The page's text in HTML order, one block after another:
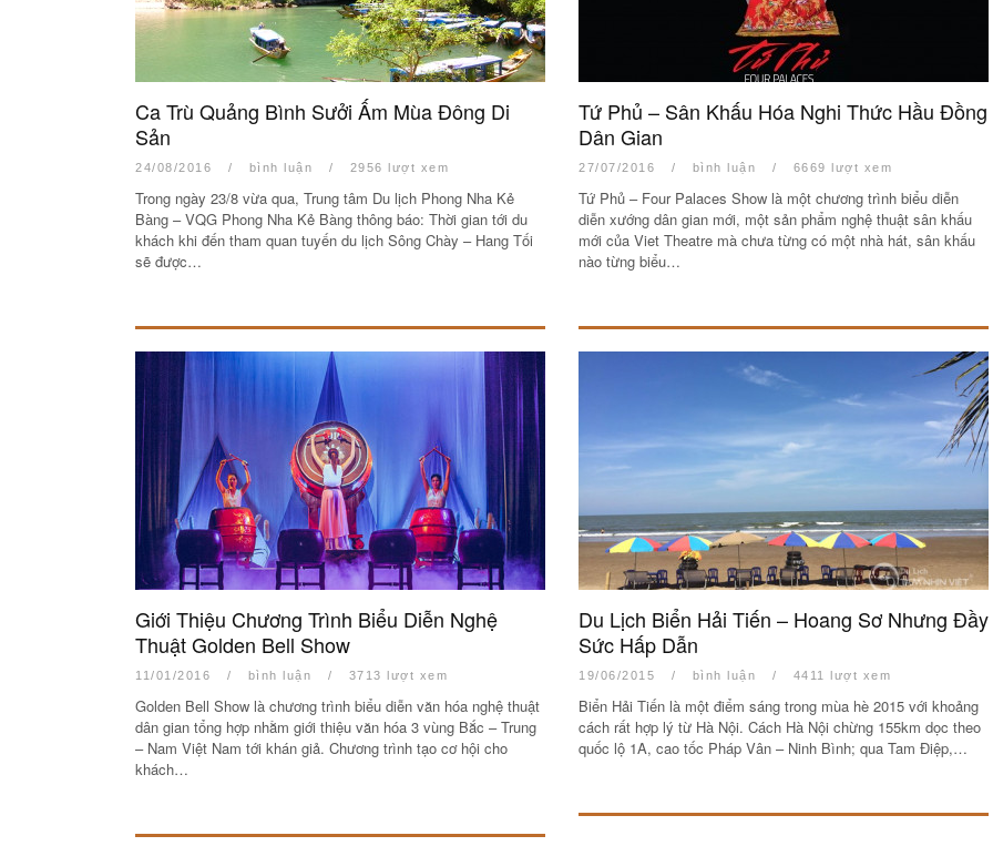
Ca Trù Quảng Bình Sưởi Ấm Mùa Đông Di
Sản
24/08/2016 / bình luận / 2956 lượt xem
Trong ngày 23/8 vừa qua, Trung tâm Du lịch Phong Nha Kẻ
Bàng – VQG Phong Nha Kẻ Bàng thông báo: Thời gian tới du
khách khi đến tham quan tuyến du lịch Sông Chày – Hang Tối
sẽ được…
Tứ Phủ – Sân Khấu Hóa Nghi Thức Hầu Đồng
Dân Gian
27/07/2016 / bình luận / 6669 lượt xem
Tứ Phủ – Four Palaces Show là một chương trình biểu diễn
diễn xướng dân gian mới, một sản phẩm nghệ thuật sân khấu
mới của Viet Theatre mà chưa từng có một nhà hát, sân khấu
nào từng biểu…
Giới Thiệu Chương Trình Biểu Diễn Nghệ
Thuật Golden Bell Show
11/01/2016 / bình luận / 3713 lượt xem
Golden Bell Show là chương trình biểu diễn văn hóa nghệ thuật
dân gian tổng hợp nhằm giới thiệu văn hóa 3 vùng Bắc – Trung
– Nam Việt Nam tới khán giả. Chương trình tạo cơ hội cho
khách…
Du Lịch Biển Hải Tiến – Hoang Sơ Nhưng Đầy
Sức Hấp Dẫn
19/06/2015 / bình luận / 4411 lượt xem
Biển Hải Tiến là một điểm sáng trong mùa hè 2015 với khoảng
cách rất hợp lý từ Hà Nội. Cách Hà Nội chừng 155km dọc theo
quốc lộ 1A, cao tốc Pháp Vân – Ninh Bình; qua Tam Điệp,…